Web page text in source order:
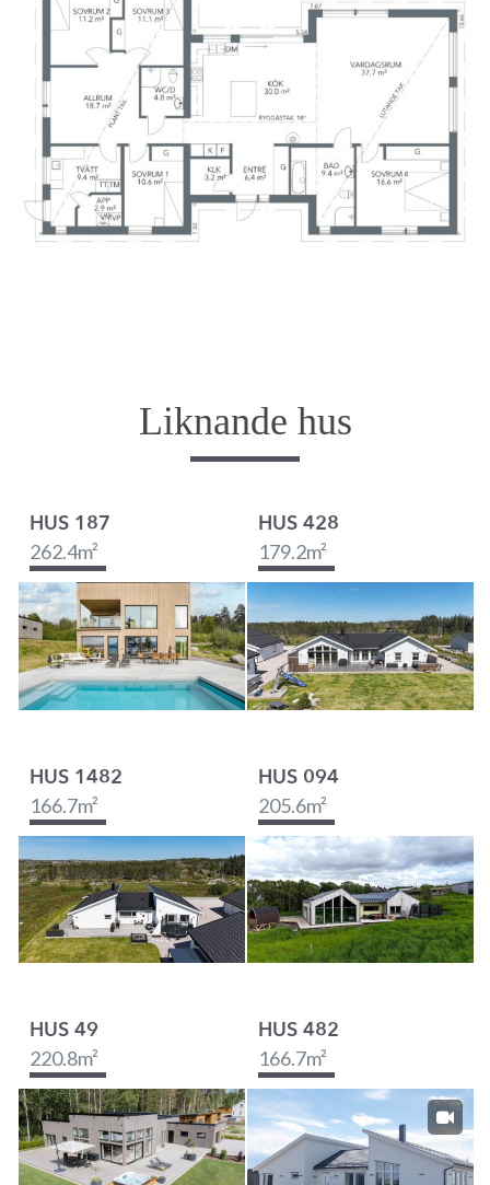
Liknande hus
HUS 187
262.4m²
HUS 428
179.2m²
HUS 1482
166.7m²
HUS 094
205.6m²
HUS 49
220.8m²
HUS 482
166.7m²